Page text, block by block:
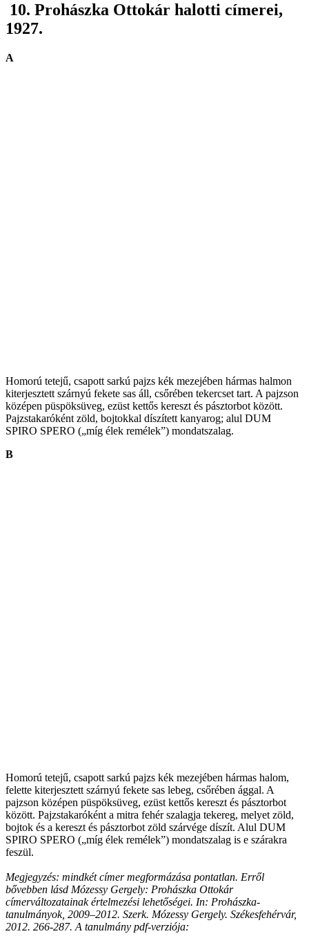
10. Prohászka Ottokár halotti címerei,
1927.
A
Homorú tetejű, csapott sarkú pajzs kék mezejében hármas halmon
kiterjesztett szárnyú fekete sas áll, csőrében tekercset tart. A pajzson
középen püspöksüveg, ezüst kettős kereszt és pásztorbot között.
Pajzstakaróként zöld, bojtokkal díszített kanyarog; alul DUM
SPIRO SPERO („míg élek remélek”) mondatszalag.
B
Homorú tetejű, csapott sarkú pajzs kék mezejében hármas halom,
felette kiterjesztett szárnyú fekete sas lebeg, csőrében ággal. A
pajzson középen püspöksüveg, ezüst kettős kereszt és pásztorbot
között. Pajzstakaróként a mitra fehér szalagja tekereg, melyet zöld,
bojtok és a kereszt és pásztorbot zöld szárvége díszít. Alul DUM
SPIRO SPERO („míg élek remélek”) mondatszalag is e szárakra
feszül.
Megjegyzés: mindkét címer megformázása pontatlan. Erről
bővebben lásd Mózessy Gergely: Prohászka Ottokár
címerváltozatainak értelmezési lehetőségei. In: Prohászka-
tanulmányok, 2009–2012. Szerk. Mózessy Gergely. Székesfehérvár,
2012. 266-287. A tanulmány pdf-verziója: